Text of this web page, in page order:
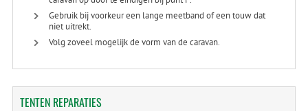
Gebruik bij voorkeur een lange meetband of een touw dat
niet uitrekt.
Volg zoveel mogelijk de vorm van de caravan.
TENTENREPARATIES